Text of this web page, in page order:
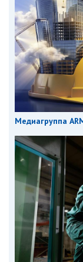
Медиагруппа